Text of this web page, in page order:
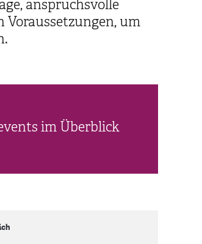
anspruchsvolle
Voraussetzungen, um
im Überblick